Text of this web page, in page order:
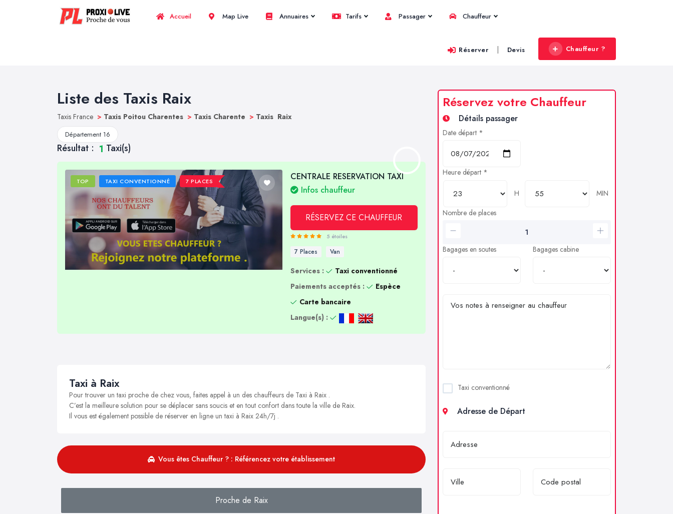
Accueil Map Live Annuaires Tarifs Passager Chauffeur
Réserver | Devis Chauffeur ?
Liste des Taxis Raix
Taxis France > Taxis Poitou Charentes > Taxis Charente > Taxis Raix
Département 16
Résultat : 1 Taxi(s)
TOP TAXI CONVENTIONNÉ 7 PLACES
CENTRALE RESERVATION TAXI
Infos chauffeur
RÉSERVEZ CE CHAUFFEUR
5 étoiles
7 Places Van
Services :
Taxi conventionné
Paiements acceptés :
Espèce
Carte bancaire
Langue(s) :
Taxi à Raix
Pour trouver un taxi proche de chez vous, faites appel à un des chauffeurs de Taxi à Raix .
C’est la meilleure solution pour se déplacer sans soucis et en tout confort dans toute la ville de Raix.
Il vous est également possible de réserver en ligne un taxi à Raix 24h/7j .
Vous êtes Chauffeur ? : Référencez votre établissement
Proche de Raix
Réservez votre Chauffeur
Détails passager
Date départ *
Heure départ *
H
MIN
Nombre de places
Bagages en soutes Bagages cabine
Taxi conventionné
Adresse de Départ